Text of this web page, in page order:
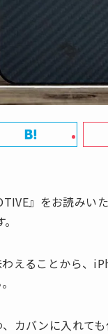
』をお読みい
えることから、
カバンに入れて